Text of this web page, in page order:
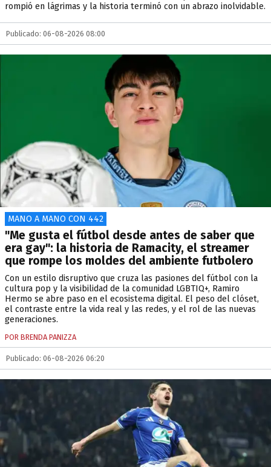
rompió en lágrimas y la historia terminó con un abrazo inolvidable.
Publicado: 06-08-2026 08:00
MANO A MANO CON 442
"Me gusta el fútbol desde antes de saber que
era gay": la historia de Ramacity, el streamer
que rompe los moldes del ambiente futbolero
Con un estilo disruptivo que cruza las pasiones del fútbol con la
cultura pop y la visibilidad de la comunidad LGBTIQ+, Ramiro
Hermo se abre paso en el ecosistema digital. El peso del clóset,
el contraste entre la vida real y las redes, y el rol de las nuevas
generaciones.
POR BRENDA PANIZZA
Publicado: 06-08-2026 06:20